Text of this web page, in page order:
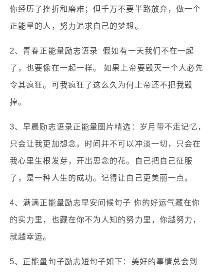
你经历了挫折和磨难；但千万不要半路放弃，做一个
正能量的人，努力追求自己的梦想。
2、青春正能量励志语录 假如有一天我们不在一起
了，也要像在一起一样。 如果上帝要毁灭一个人必先
令其疯狂。可我疯狂了这么久为何上帝还不把我毁
掉。
3、早晨励志语录正能量图片精选：岁月带不走记忆，
只会让我更加想念。时间并不可以冲淡一切，只会在
我心里生根发芽，开出思念的花。自己把自己征服
了，是一种人生的成功。记得让自己更美丽一点。
4、满满正能量励志早安问候句子 你的好运气藏在你
的实力里，也藏在你不为人知的努力里，你越努力，
就越幸运。
5、正能量句子励志短句子如下：美好的事情总会到